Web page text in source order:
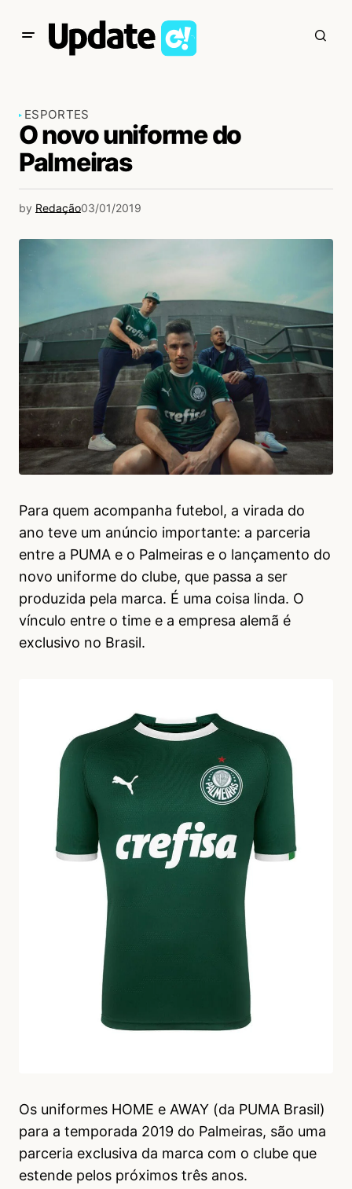
ESPORTES
O novo uniforme do
Palmeiras
by Redação03/01/2019
Para quem acompanha futebol, a virada do
ano teve um anúncio importante: a parceria
entre a PUMA e o Palmeiras e o lançamento do
novo uniforme do clube, que passa a ser
produzida pela marca. É uma coisa linda. O
vínculo entre o time e a empresa alemã é
exclusivo no Brasil.
Os uniformes HOME e AWAY (da PUMA Brasil)
para a temporada 2019 do Palmeiras, são uma
parceria exclusiva da marca com o clube que
estende pelos próximos três anos.